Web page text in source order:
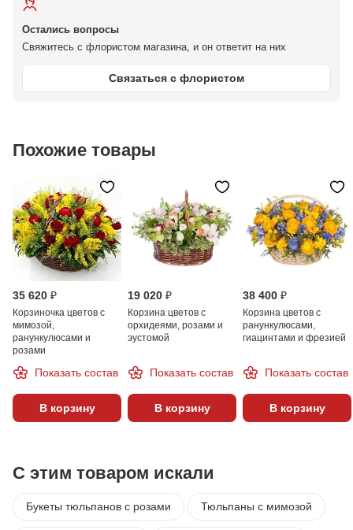
Остались вопросы
Свяжитесь с флористом магазина, и он ответит на них
Связаться с флористом
Похожие товары
35 620 ₽
Корзиночка цветов с
мимозой,
ранункулюсами и
розами
Показать состав
В корзину
19 020 ₽
Корзина цветов с
орхидеями, розами и
эустомой
Показать состав
В корзину
38 400 ₽
Корзина цветов с
ранункулюсами,
гиацинтами и фрезией
Показать состав
В корзину
С этим товаром искали
Букеты тюльпанов с розами Тюльпаны с мимозой